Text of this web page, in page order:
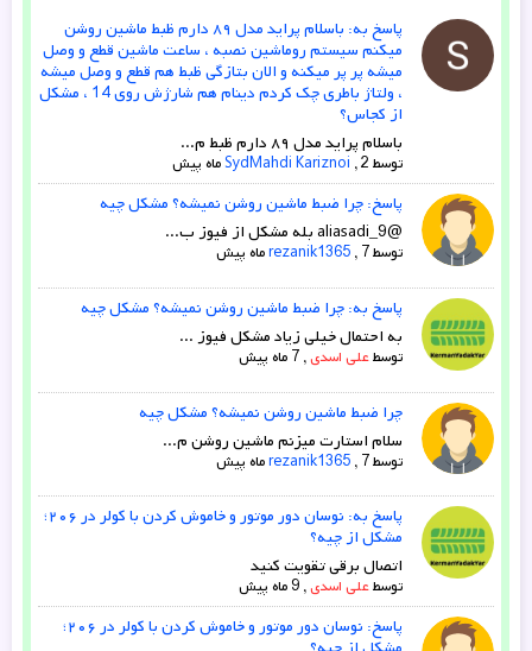
میکنم سیستم روماشین نصبه ، ساعت ماشین قطع و وصل
میشه پر پر میکنه و الان بتازگی ظبط هم قطع و وصل میشه
، ولتاژ باطری چک کردم دینام هم شارژش روی 14 ، مشکل
از کجاس؟
باسلام پراید مدل ۸۹ دارم ظبط م...
توسط SydMahdi Kariznoi,2 ماه پیش
پاسخ: چرا ضبط ماشین روشن نمیشه؟ مشکل چیه
@aliasadi_9 بله مشکل از فیوز ب...
توسط rezanik1365,7 ماه پیش
پاسخ به: چرا ضبط ماشین روشن نمیشه؟ مشکل چیه
به احتمال خیلی زیاد مشکل فیوز ...
توسطعلی اسدی, 7 ماه پیش
چرا ضبط ماشین روشن نمیشه؟ مشکل چیه
سلام استارت میزنم ماشین روشن م...
توسط rezanik1365,7 ماه پیش
پاسخ به: نوسان دور موتور و خاموش کردن با کولر در ۲۰۶؛
مشکل از چیه؟
اتصال برقی تقویت کنید
توسطعلی اسدی,9 ماه پیش
پاسخ: نوسان دور موتور و خاموش کردن با کولر در ۲۰۶؛
مشکل از چیه؟